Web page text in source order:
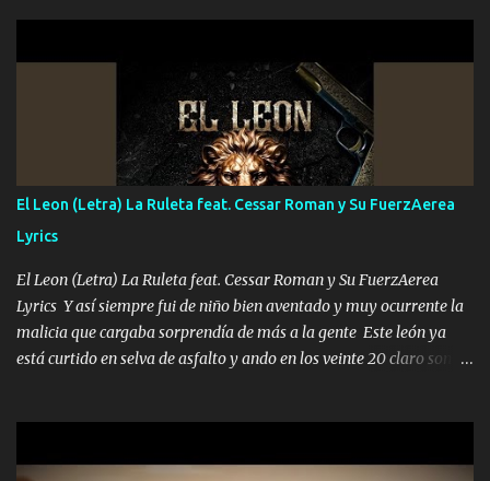
corriente no quieren verte subir de level trucha mis plebes Música
A veces me pongo un sombrero a veces me ven la cachucha de lado
con la mirada siempre en alto A veces me fajó una super o a veces
me fajó una Glock siempre armado todas las generaciones yo
traigo El chiste es que hago lo que quiero pues así soy me mandó
yo tengo el control a todos yo les paro el dedo soy hocicon un
malcriado un malandrón Que Les importa no saben nada falsas
las risas las que me miran hay gente corriente no quieren ve...
El Leon (Letra) La Ruleta feat. Cessar Roman y Su FuerzAerea
Lyrics
El Leon (Letra) La Ruleta feat. Cessar Roman y Su FuerzAerea
Lyrics Y así siempre fui de niño bien aventado y muy ocurrente la
malicia que cargaba sorprendía de más a la gente Este león ya
está curtido en selva de asfalto y ando en los veinte 20 claro son
pa más pues hay charola les voy a dar hasta topar pues no hay de